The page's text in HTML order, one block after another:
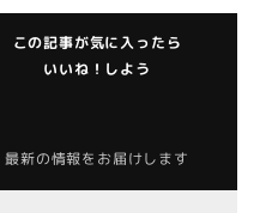
この記事が気に入ったら
いいね！しよう
最新の情報をお届けします